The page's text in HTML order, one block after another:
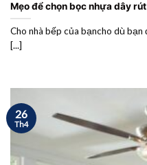
Mẹo để chọn bọc nhựa dây
Cho nhà bếp của bạncho dù
[...]
26
Th4